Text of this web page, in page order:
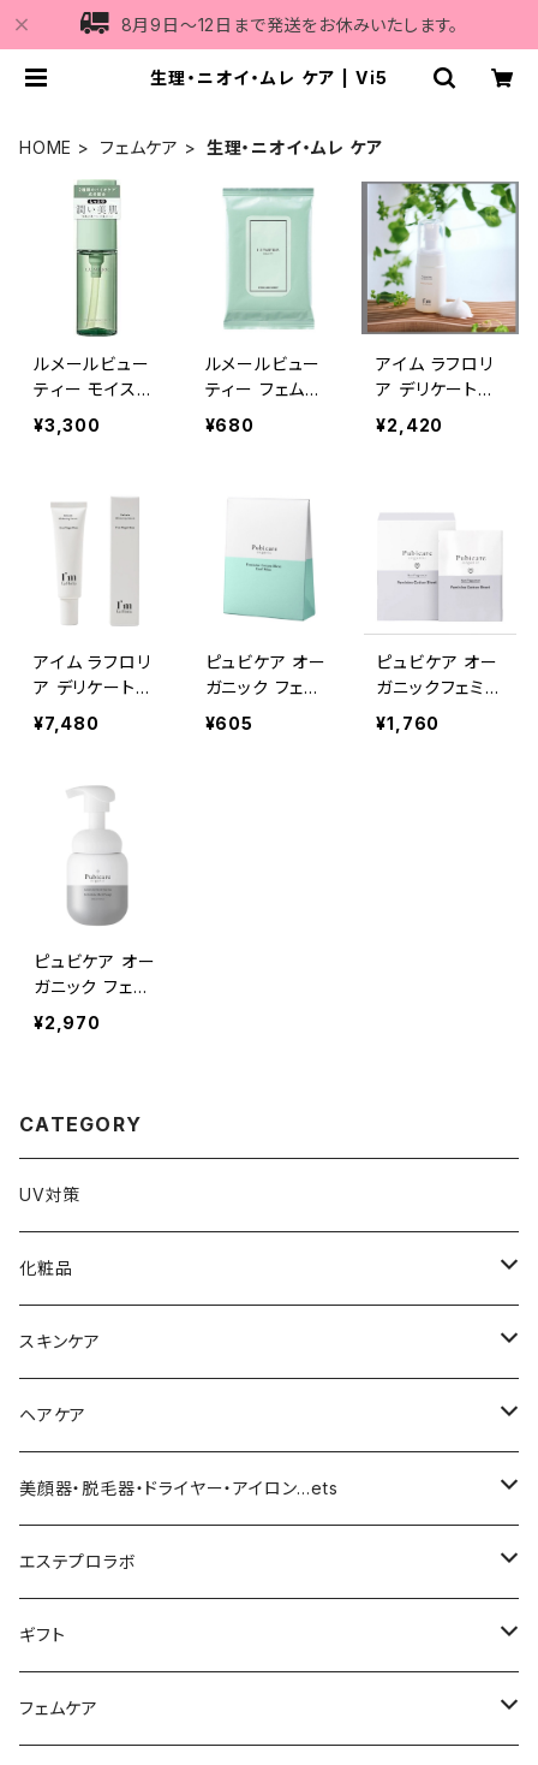
8月9日〜12日まで発送をお休みいたします。
生理・ニオイ・ムレ ケア | Vi5
HOME フェムケア 生理・ニオイ・ムレ ケア
ルメールビュー
ティー モイスチ
ャーオイル 30m
¥3,300
ルメールビュー
ティー フェムケ
アシート 10枚
¥680
アイム ラフロリ
ア デリケートフ
ォーミングウォッ
シュ 90ml
¥2,420
アイム ラフロリ
ア デリケートブ
ライトニングセラ
ムN 30ml 【医薬
¥7,480
ピュビケア オー
ガニック フェミ
ニン コットン シ
¥605
ピュビケア オー
ガニックフェミニ
ンコットンシート
（20枚入り）
¥1,760
ピュビケア オー
ガニック フェミ
ニン メディソー
プ レモンマート
¥2,970
CATEGORY
UV対策
化粧品
化粧下地
ファンデーション／パウダー
クッションファンデーション
リキッドファンデ
マスカラ／眉毛／アイシャドー
リップ／チーク
アイライナー
日焼け止め
スキンケア
導入化粧水／化粧水
美容液／アイクリーム
クリーム・乳液
クレンジング／洗顔
パック
ヘアケア
ヘアシャンプー／トリートメント
つるりんちょ
ヘアケア
スタイリング剤
育毛
美顔器・脱毛器・ドライヤー・アイロン…ets
MY TREX（マイトレックス）
KINUJO （絹女）
ヤーマン
エステプロラボ
ファスティング
サプリ・ハーブティー
ギフト
【ギフトチケット】お店で使える
フェムケア